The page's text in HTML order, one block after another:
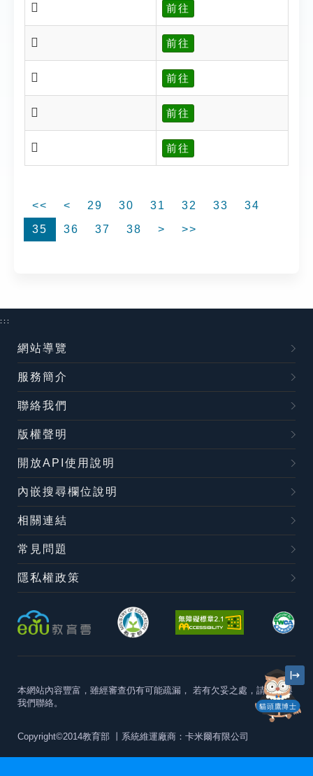
𨼰 前往
𨼾 前往
𨼿 前往
𨼽 前往
𨼱 前往
<< < 29 30 31 32 33
34
35
36 37 38 > >>
貓頭鷹博士
:::
網站導覽
服務簡介
聯絡我們
版權聲明
開放API使用說明
內嵌搜尋欄位說明
相關連結
常見問題
隱私權政策
本網站內容豐富，雖經審查仍有可能疏漏， 若有欠妥之處，請隨時與
我們聯絡。
Copyright©2014教育部 丨系統維運廠商：卡米爾有限公司